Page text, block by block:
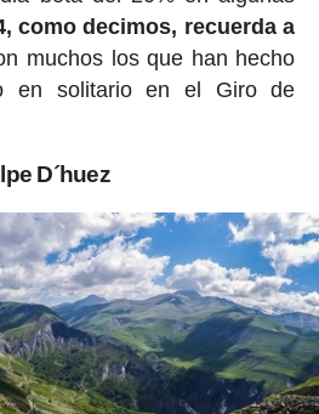
como decimos, recuerda a
muchos los que han hecho
en solitario en el Giro de
D´huez